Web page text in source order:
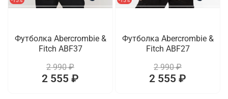
Футболка Abercrombie &
Fitch ABF37
2 990 ₽
2 555 ₽
Футболка Abercrombie &
Fitch ABF27
2 990 ₽
2 555 ₽